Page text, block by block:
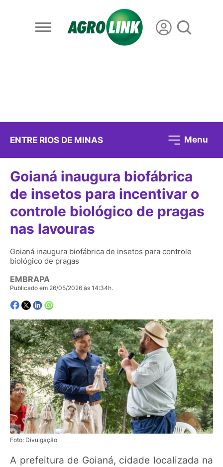
ENTRE RIOS DE MINAS Menu
Goianá inaugura biofábrica
de insetos para incentivar o
controle biológico de pragas
nas lavouras
Goianá inaugura biofábrica de insetos para controle
biológico de pragas
EMBRAPA
Publicado em 26/05/2026 às 14:34h.
Foto: Divulgação
A prefeitura de Goianá, cidade localizada na